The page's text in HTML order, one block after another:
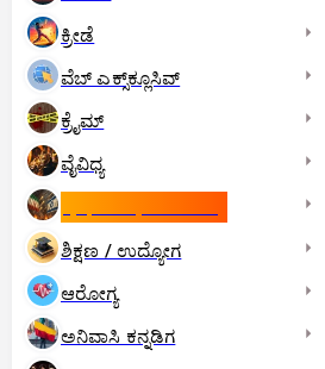
ಕ್ರೀಡೆ
ವೆಬ್ ಎಕ್ಸ್‌ಕ್ಲೂಸಿವ್
ಕ್ರೈಮ್
ವೈವಿಧ್ಯ
ಶಿಕ್ಷಣ / ಉದ್ಯೋಗ
ಆರೋಗ್ಯ
ಅನಿವಾಸಿ ಕನ್ನಡಿಗ